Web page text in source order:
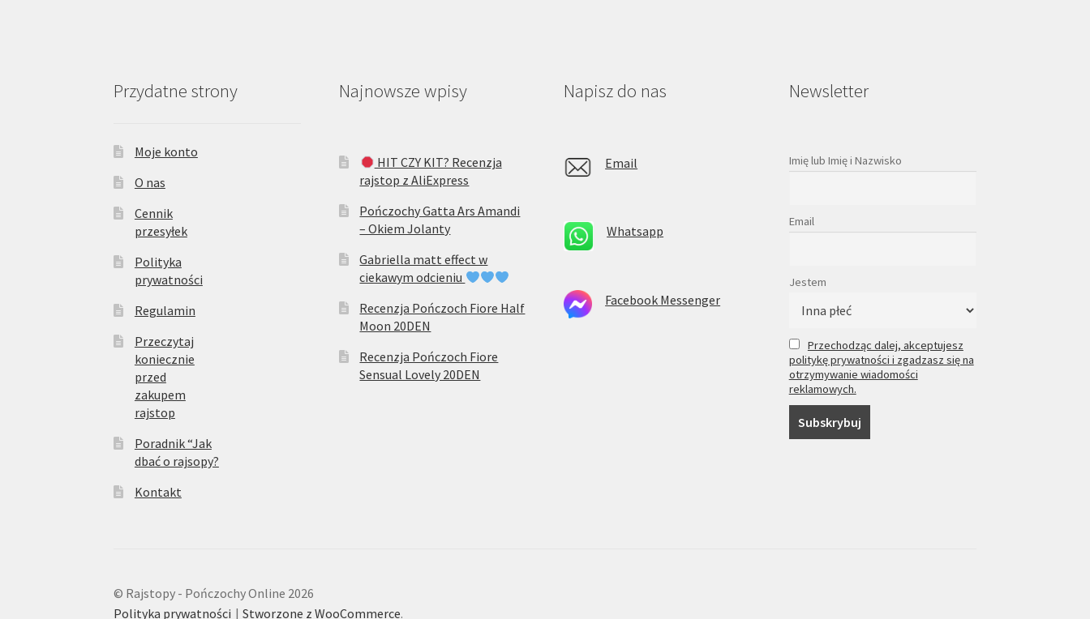
Przydatne strony
Moje konto
O nas
Cennik
przesyłek
Polityka
prywatności
Regulamin
Przeczytaj
koniecznie
przed
zakupem
rajstop
Poradnik “Jak
dbać o rajsopy?
Kontakt
Najnowsze wpisy
HIT CZY KIT? Recenzja
rajstop z AliExpress
Pończochy Gatta Ars Amandi
– Okiem Jolanty
Gabriella matt effect w
ciekawym odcieniu
Recenzja Pończoch Fiore Half
Moon 20DEN
Recenzja Pończoch Fiore
Sensual Lovely 20DEN
Napisz do nas
Email
Whatsapp
Facebook Messenger
Newsletter
Imię lub Imię i Nazwisko
Email
Jestem
Przechodząc dalej, akceptujesz
politykę prywatności i zgadzasz się na
otrzymywanie wiadomości
reklamowych.
© Rajstopy - Pończochy Online 2026
Polityka prywatności
Stworzone z WooCommerce.